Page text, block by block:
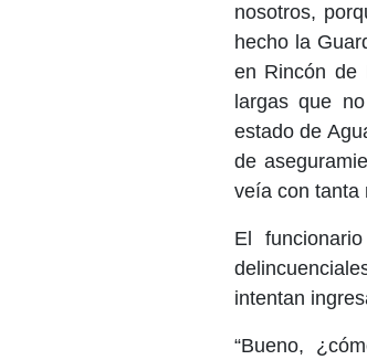
nosotros,
hecho la
en Rincón de
largas que
estado de
de
veía con tanta
El
intentan
“Bueno,